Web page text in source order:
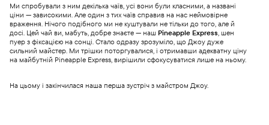
Ми спробували з ним декілька чаїв, усі вони були класними, а названі
ціни — зависокими. Але один з тих чаїв справив на нас неймовірне
враження. Нічого подібного ми не куштували не тільки до того, але й
досі. Цей чай ви, мабуть, добре знаєте — наш Pineapple Express , шен
пуер з фіксацією на сонці. Стало одразу зрозуміло, що Джоу дуже
сильний майстер. Ми трішки поторгувалися, і отримавши адекватну ціну
на майбутній Pineapple Express, вирішили сфокусуватися лише на ньому.
На цьому і закінчилася наша перша зустріч з майстром Джоу.